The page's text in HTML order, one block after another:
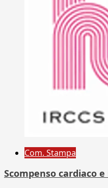
Com. Stampa
Scompenso cardiaco